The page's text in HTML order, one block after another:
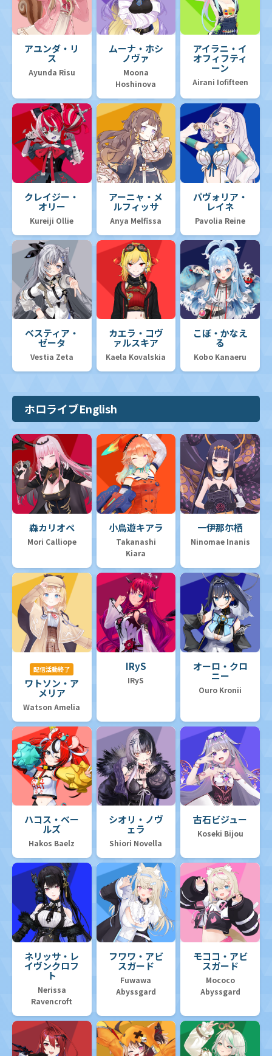
アユンダ・リ
ス
Ayunda Risu
ムーナ・ホシ
ノヴァ
Moona
Hoshinova
アイラニ・イ
オフィフティ
ーン
Airani Iofifteen
クレイジー・
オリー
Kureiji Ollie
アーニャ・メ
ルフィッサ
Anya Melfissa
パヴォリア・
レイネ
Pavolia Reine
ベスティア・
ゼータ
Vestia Zeta
カエラ・コヴ
ァルスキア
Kaela Kovalskia
こぼ・かなえ
る
Kobo Kanaeru
ホロライブEnglish
森カリオペ
Mori Calliope
小鳥遊キアラ
Takanashi
Kiara
一伊那尓栖
Ninomae Inanis
配信活動終了
ワトソン・ア
メリア
Watson Amelia
IRyS
IRyS
オーロ・クロ
ニー
Ouro Kronii
ハコス・ベー
ルズ
Hakos Baelz
シオリ・ノヴ
ェラ
Shiori Novella
古石ビジュー
Koseki Bijou
ネリッサ・レ
イヴンクロフ
ト
Nerissa
Ravencroft
フワワ・アビ
スガード
Fuwawa
Abyssgard
モココ・アビ
スガード
Mococo
Abyssgard